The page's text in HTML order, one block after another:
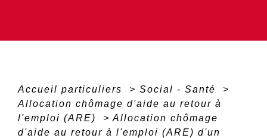
Accueil particuliers > Social - Santé
>
Allocation chômage d'aide au retour à
l'emploi (ARE)
> Allocation chômage
d'aide au retour à l'emploi (ARE) d'un